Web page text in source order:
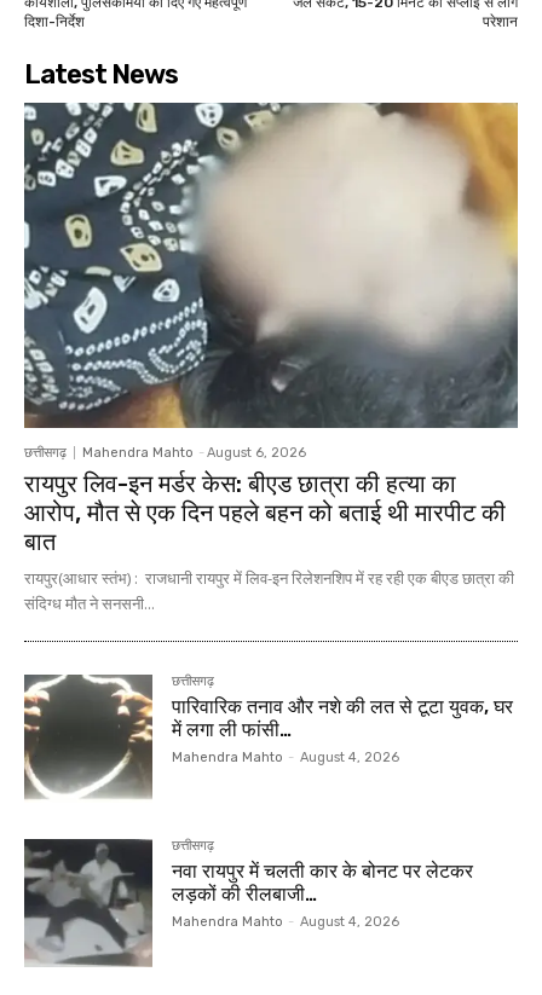
दिशा-निर्देश
परेशान
Latest News
छत्तीसगढ़ Mahendra Mahto - August 6, 2026
रायपुर लिव-इन मर्डर केस: बीएड छात्रा की हत्या का
आरोप, मौत से एक दिन पहले बहन को बताई थी मारपीट की
बात
रायपुर(आधार स्तंभ) : राजधानी रायपुर में लिव-इन रिलेशनशिप में रह रही एक बीएड छात्रा की
संदिग्ध मौत ने सनसनी...
छत्तीसगढ़
पारिवारिक तनाव और नशे की लत से टूटा युवक, घर
में लगा ली फांसी…
Mahendra Mahto - August 4, 2026
छत्तीसगढ़
नवा रायपुर में चलती कार के बोनट पर लेटकर
लड़कों की रीलबाजी…
Mahendra Mahto - August 4, 2026